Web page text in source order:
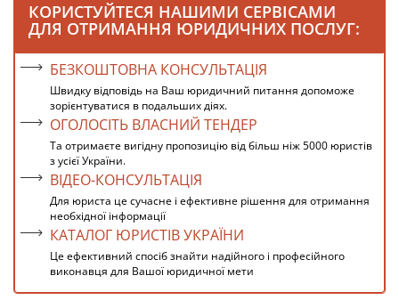
КОРИСТУЙТЕСЯ НАШИМИ СЕРВІСАМИ
ДЛЯ ОТРИМАННЯ ЮРИДИЧНИХ ПОСЛУГ:
БЕЗКОШТОВНА КОНСУЛЬТАЦІЯ
Швидку відповідь на Ваш юридичний питання допоможе
зорієнтуватися в подальших діях.
ОГОЛОСІТЬ ВЛАСНИЙ ТЕНДЕР
Та отримаєте вигідну пропозицію від більш ніж 5000 юристів
з усієї України.
ВІДЕО-КОНСУЛЬТАЦІЯ
Для юриста це сучасне і ефективне рішення для отримання
необхідної інформації
КАТАЛОГ ЮРИСТІВ УКРАЇНИ
Це ефективний спосіб знайти надійного і професійного
виконавця для Вашої юридичної мети